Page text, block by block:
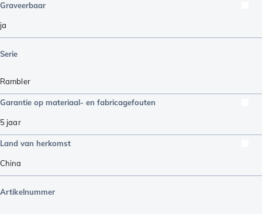
Graveerbaar
ja
Serie
Rambler
Garantie op materiaal- en fabricagefouten
5 jaar
Land van herkomst
China
Artikelnummer